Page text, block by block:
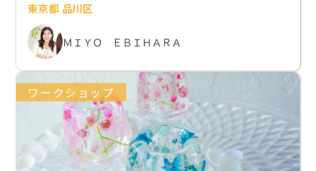
東京都 品川区
ＭＩＹＯ ＥＢＩＨＡＲＡ
ワークショップ